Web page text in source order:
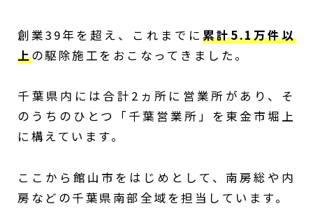
創業39年を超え、これまでに 累計5.1万件以
上の駆除施工をおこなってきました。
千葉県内には合計2ヵ所に営業所があり、そ
のうちのひとつ「千葉営業所」を東金市堀上
に構えています。
ここから館山市をはじめとして、南房総や内
房などの千葉県南部全域を担当しています。